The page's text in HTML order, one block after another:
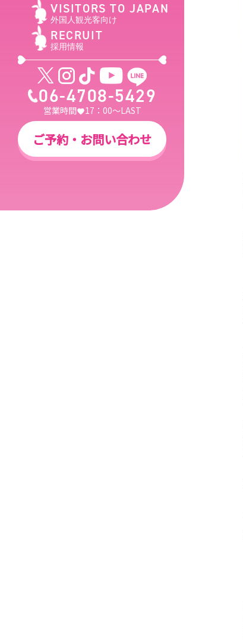
VISITORS TO JAPAN
外国人観光客向け
RECRUIT
採用情報
06-4708-5429
営業時間 17：00～LAST
ご予約・お問い合わせ